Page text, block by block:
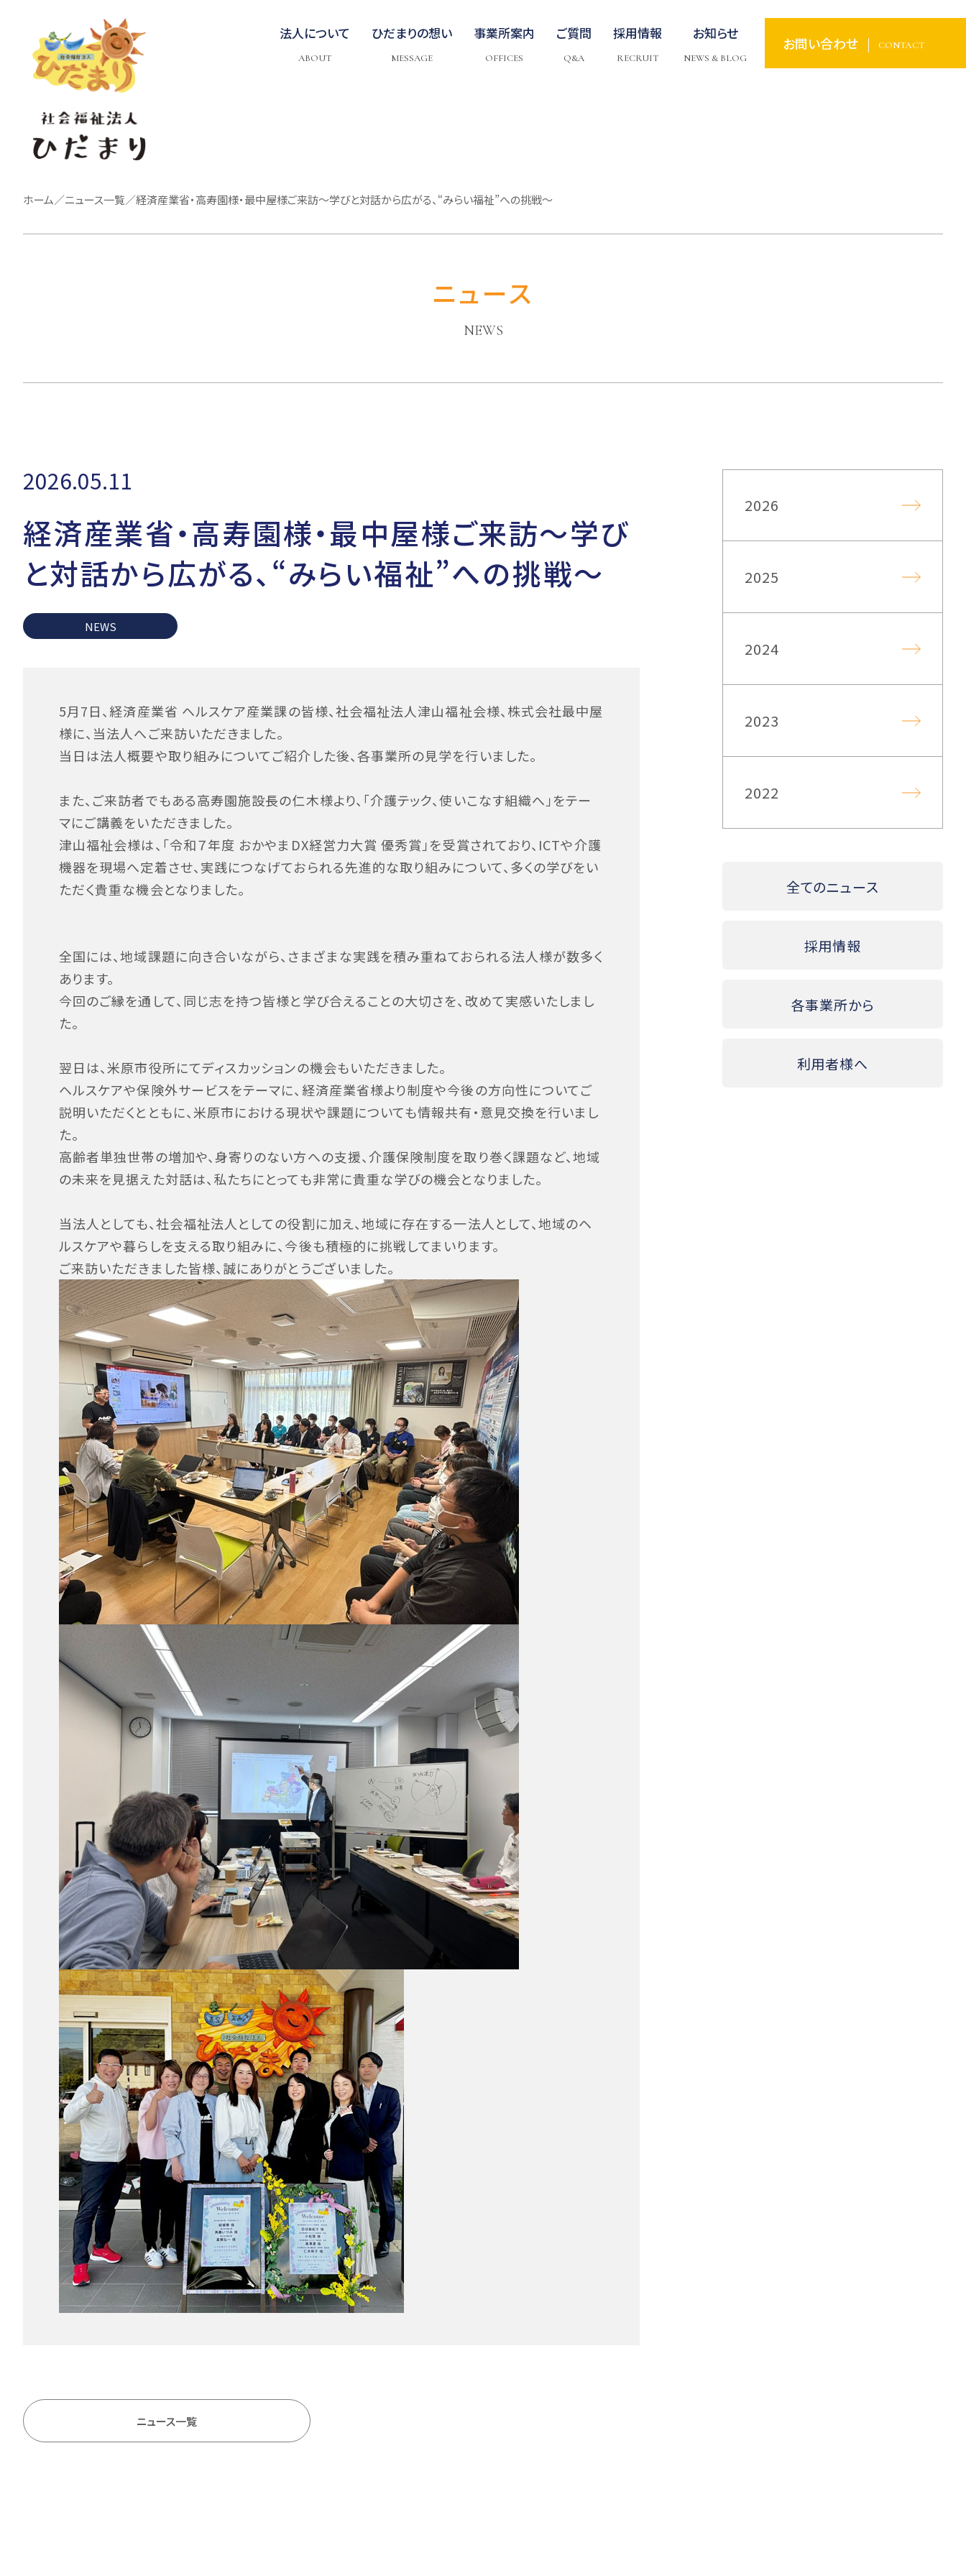
法人について
ABOUT
ひだまりの想い
MESSAGE
事業所案内
OFFICES
ご質問
Q&A
採用情報
RECRUIT
お知らせ
NEWS & BLOG
お問い合わせ CONTACT
ホーム／ニュース一覧／経済産業省・高寿園様・最中屋様ご来訪〜学びと対話から広がる、“みらい福祉”への挑戦〜
ニュース
NEWS
2026.05.11
経済産業省・高寿園様・最中屋様ご来訪〜学び
と対話から広がる、“みらい福祉”への挑戦〜
NEWS
5月7日、経済産業省 ヘルスケア産業課の皆様、社会福祉法人津山福祉会様、株式会社最中屋
様に、当法人へご来訪いただきました。
当日は法人概要や取り組みについてご紹介した後、各事業所の見学を行いました。
また、ご来訪者でもある高寿園施設長の仁木様より、「介護テック、使いこなす組織へ」をテー
マにご講義をいただきました。
津山福祉会様は、「令和７年度 おかやまDX経営力大賞 優秀賞」を受賞されており、ICTや介護
機器を現場へ定着させ、実践につなげておられる先進的な取り組みについて、多くの学びをい
ただく貴重な機会となりました。
全国には、地域課題に向き合いながら、さまざまな実践を積み重ねておられる法人様が数多く
あります。
今回のご縁を通して、同じ志を持つ皆様と学び合えることの大切さを、改めて実感いたしまし
た。
翌日は、米原市役所にてディスカッションの機会もいただきました。
ヘルスケアや保険外サービスをテーマに、経済産業省様より制度や今後の方向性についてご
説明いただくとともに、米原市における現状や課題についても情報共有・意見交換を行いまし
た。
高齢者単独世帯の増加や、身寄りのない方への支援、介護保険制度を取り巻く課題など、地域
の未来を見据えた対話は、私たちにとっても非常に貴重な学びの機会となりました。
当法人としても、社会福祉法人としての役割に加え、地域に存在する一法人として、地域のヘ
ルスケアや暮らしを支える取り組みに、今後も積極的に挑戦してまいります。
ご来訪いただきました皆様、誠にありがとうございました。
ニュース一覧
2026
2025
2024
2023
2022
全てのニュース
採用情報
各事業所から
利用者様へ